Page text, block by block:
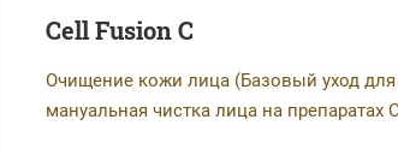
Cell Fusion C
Очищение кожи лица (Базовый уход
мануальная чистка лица на препаратах